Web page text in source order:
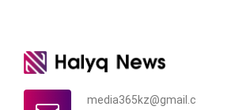
media365kz@gmail.c